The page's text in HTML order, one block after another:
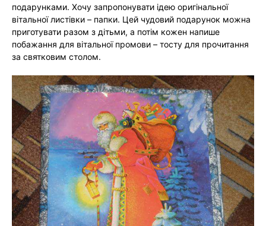
подарунками. Хочу запропонувати ідею оригінальної
вітальної листівки – папки. Цей чудовий подарунок можна
приготувати разом з дітьми, а потім кожен напише
побажання для вітальної промови – тосту для прочитання
за святковим столом.